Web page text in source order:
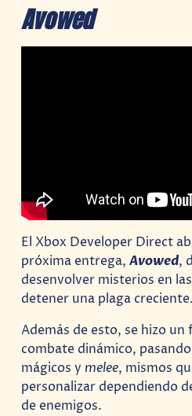
Avowed
El Xbox Developer Direct
próxima entrega,Avowed,
desenvolver misterios en
detener una plaga creciente.
Además de esto, se hizo
combate dinámico,
mágicos y melee, mismos
personalizar dependiendo
de enemigos.